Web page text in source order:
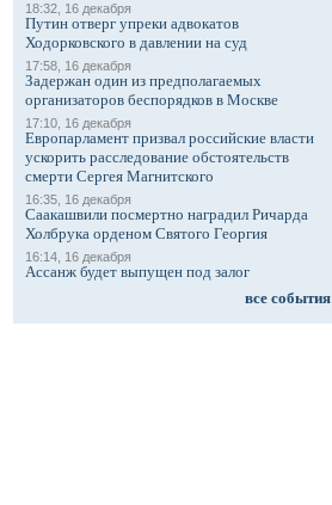
18:32, 16 декабря
Путин отверг упреки адвокатов
Ходорковского в давлении на суд
17:58, 16 декабря
Задержан один из предполагаемых
организаторов беспорядков в Москве
17:10, 16 декабря
Европарламент призвал российские власти
ускорить расследование обстоятельств
смерти Сергея Магнитского
16:35, 16 декабря
Саакашвили посмертно наградил Ричарда
Холбрука орденом Святого Георгия
16:14, 16 декабря
Ассанж будет выпущен под залог
все события